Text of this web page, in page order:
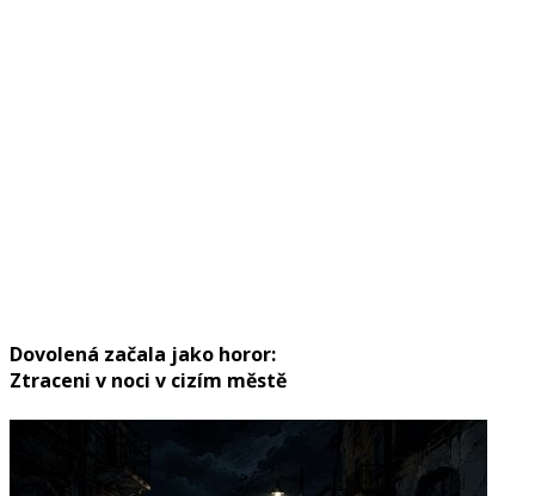
Dovolená začala jako horor:
Ztraceni v noci v cizím městě